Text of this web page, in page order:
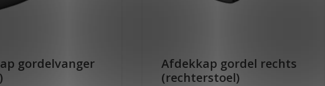
gordelvanger
Afdekkap gordel rechts
(rechterstoel)